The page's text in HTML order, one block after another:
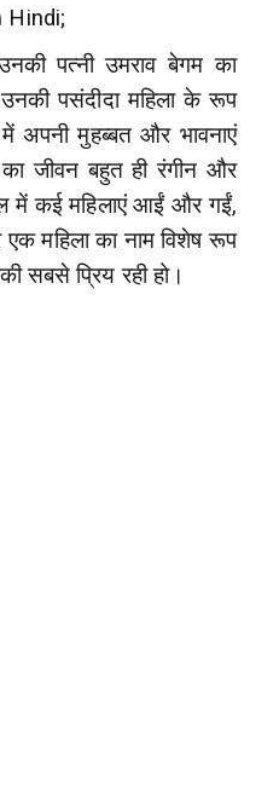
Hindi;
पत्नी उमराव बेगम का
पसंदीदा महिला के रूप
मुहब्बत और भावनाएं
का जीवन बहुत ही रंगीन और
में कई महिलाएं आईं और गईं,
महिला का नाम विशेष रूप
सबसे प्रिय रही हो।